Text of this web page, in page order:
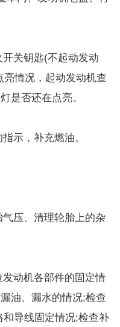
关钥匙(不起动发动
情况，起动发动机查
是否还在点亮。
示，补充燃油。
压、清理轮胎上的杂
动机各部件的固定情
油、漏水的情况;检查
导线固定情况;检查补